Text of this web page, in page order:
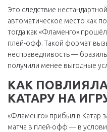
Это следствие
автоматическое место как
тогда как «Фламенго»
плей-офф. Такой формат
несправедливость —
получили менее выгодные
КАК
КАТАРУ НА
«Фламенго» прибыл в Катар
матча в плей-офф — в